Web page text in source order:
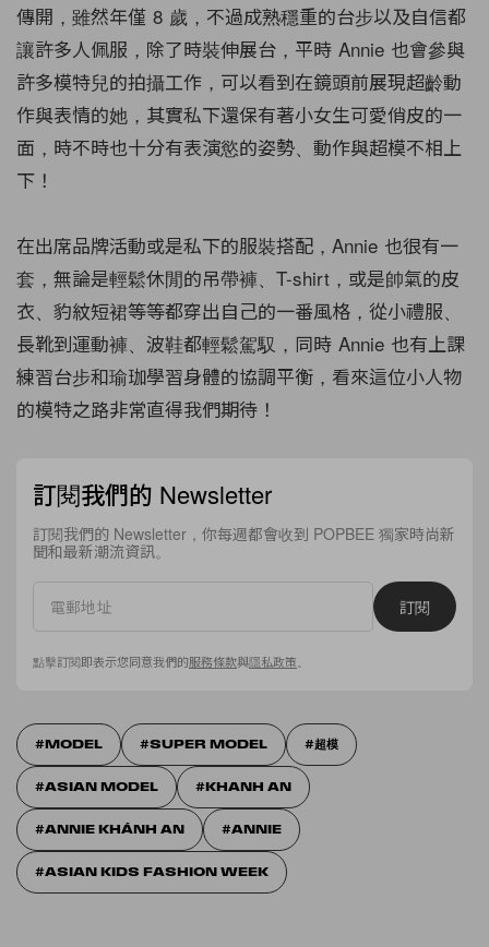
傳開，雖然年僅 8 歲，不過成熟穩重的台步以及自信都
讓許多人佩服，除了時裝伸展台，平時 Annie 也會參與
許多模特兒的拍攝工作，可以看到在鏡頭前展現超齡動
作與表情的她，其實私下還保有著小女生可愛俏皮的一
面，時不時也十分有表演慾的姿勢、動作與超模不相上
下！
在出席品牌活動或是私下的服裝搭配，Annie 也很有一
套，無論是輕鬆休閒的吊帶褲、T-shirt，或是帥氣的皮
衣、豹紋短裙等等都穿出自己的一番風格，從小禮服、
長靴到運動褲、波鞋都輕鬆駕馭，同時 Annie 也有上課
練習台步和瑜珈學習身體的協調平衡，看來這位小人物
的模特之路非常直得我們期待！
訂閱我們的 Newsletter
訂閱我們的 Newsletter，你每週都會收到 POPBEE 獨家時尚新
聞和最新潮流資訊。
訂閱
點擊訂閱即表示您同意我們的服務條款與隱私政策
MODEL SUPER MODEL 超模
ASIAN MODEL KHANH AN
ANNIE KHÁNH AN ANNIE
ASIAN KIDS FASHION WEEK